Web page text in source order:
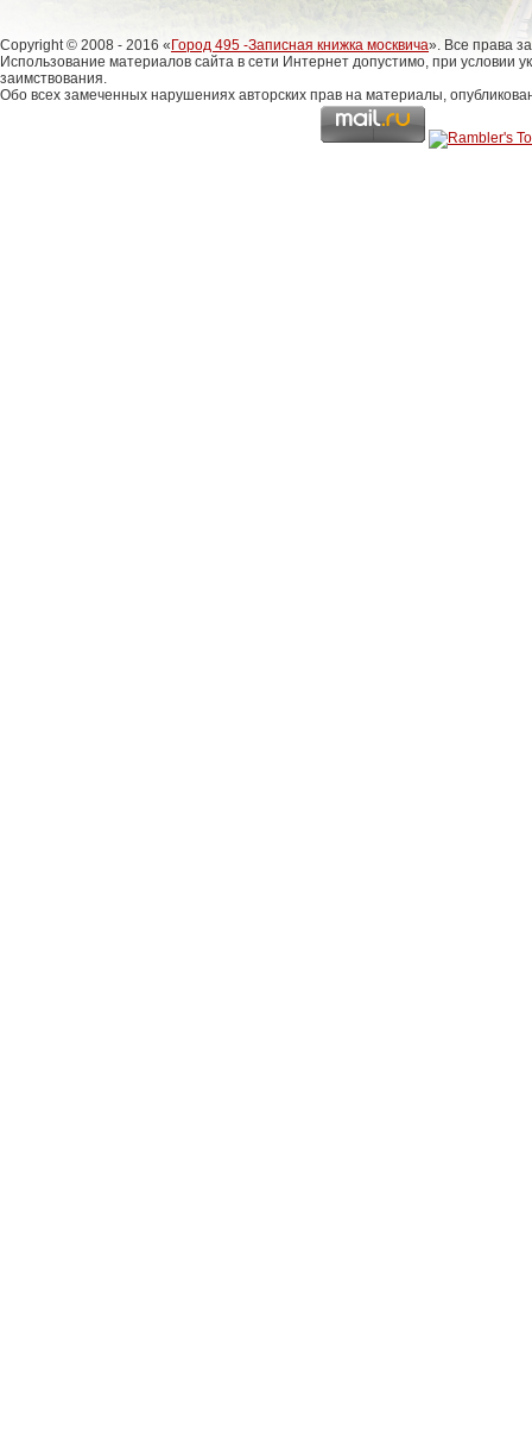
Copyright © 2008 - 2016 « Город 495 -Записная книжка москвича». Все права
Использование материалов сайта в сети Интернет допустимо, при условии
заимствования.
Обо всех замеченных нарушениях авторских прав на материалы,